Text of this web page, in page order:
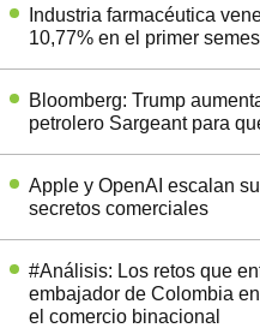
Industria farmacéutica
10,77% en el primer
Bloomberg: Trump
petrolero Sargeant para
Apple y OpenAI escalan
secretos comerciales
#Análisis: Los retos que
embajador de Colombia
el comercio binacional